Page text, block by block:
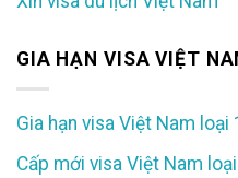
GIA HẠN VISA VIỆT
Gia hạn visa Việt Nam loại
Cấp mới visa Việt Nam